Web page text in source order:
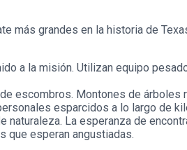
grandes en la historia de
a la misión. Utilizan equipo
escombros. Montones de
esparcidos a lo largo de
naturaleza. La esperanza de
que esperan angustiadas.